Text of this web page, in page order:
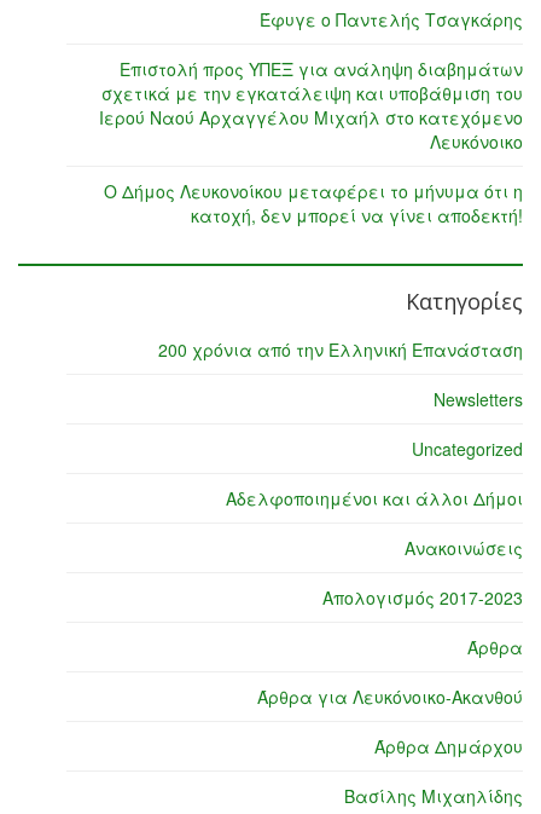
Έφυγε ο Παντελής Τσαγκάρης
Επιστολή προς ΥΠΕΞ για ανάληψη διαβημάτων
σχετικά με την εγκατάλειψη και υποβάθμιση του
Ιερού Ναού Αρχαγγέλου Μιχαήλ στο κατεχόμενο
Λευκόνοικο
Ο Δήμος Λευκονοίκου μεταφέρει το μήνυμα ότι η
κατοχή, δεν μπορεί να γίνει αποδεκτή!
Κατηγορίες
200 χρόνια από την Ελληνική Επανάσταση
Newsletters
Uncategorized
Αδελφοποιημένοι και άλλοι Δήμοι
Ανακοινώσεις
Απολογισμός 2017-2023
Άρθρα
Άρθρα για Λευκόνοικο-Ακανθού
Άρθρα Δημάρχου
Βασίλης Μιχαηλίδης